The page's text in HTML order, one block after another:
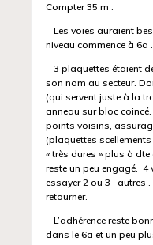
Compter 35 m .
Les voies auraient
niveau commence à 6a .
3 plaquettes étaient
son nom au secteur.
(qui servent juste à la
anneau sur bloc
points voisins,
(plaquettes
« très dures » plus à
reste un peu engagé. 4
essayer 2 ou 3 autres
retourner.
L’adhérence reste
dans le 6a et un peu